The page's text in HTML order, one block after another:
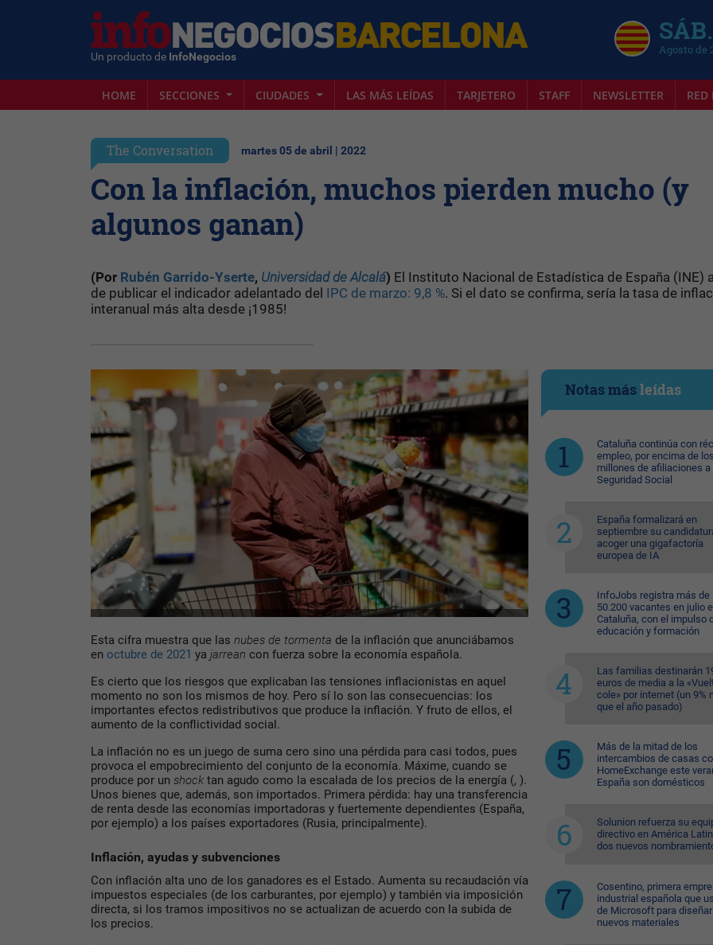
Un producto de InfoNegocios Agosto de
HOME SECCIONES CIUDADES LAS MÁS LEÍDAS TARJETERO STAFF NEWSLETTER RED
The Conversation martes 05 de abril | 2022
Con la inflación, muchos pierden mucho (y
algunos ganan)
(Por Rubén Garrido-Yserte, Universidad de Alcalá) El Instituto Nacional de Estadística de España (INE)
de publicar el indicador adelantado del IPC de marzo: 9,8 %. Si el dato se confirma, sería la tasa de
interanual más alta desde ¡1985!
Esta cifra muestra que las nubes de tormenta de la inflación que anunciábamos
en octubre de 2021 ya jarrean con fuerza sobre la economía española.
Es cierto que los riesgos que explicaban las tensiones inflacionistas en aquel
momento no son los mismos de hoy. Pero sí lo son las consecuencias: los
importantes efectos redistributivos que produce la inflación. Y fruto de ellos, el
aumento de la conflictividad social.
La inflación no es un juego de suma cero sino una pérdida para casi todos, pues
provoca el empobrecimiento del conjunto de la economía. Máxime, cuando se
produce por un shock tan agudo como la escalada de los precios de la energía (, ).
Unos bienes que, además, son importados. Primera pérdida: hay una transferencia
de renta desde las economías importadoras y fuertemente dependientes (España,
por ejemplo) a los países exportadores (Rusia, principalmente).
Inflación, ayudas y subvenciones
Con inflación alta uno de los ganadores es el Estado. Aumenta su recaudación vía
impuestos especiales (de los carburantes, por ejemplo) y también via imposición
directa, si los tramos impositivos no se actualizan de acuerdo con la subida de
los precios.
Notas másleídas
Cataluña continúa con
empleo, por encima de
millones de afiliaciones a
Seguridad Social
España formalizará en
septiembre su
acoger una gigafactoría
europea de IA
InfoJobs registra más de
50.200 vacantes en julio
Cataluña, con el impulso
educación y formación
Las familias destinarán
euros de media a la
cole» por internet (un 9%
que el año pasado)
Más de la mitad de los
intercambios de casas
HomeExchange este
España son domésticos
Solunion refuerza su
directivo en América
dos nuevos
Cosentino, primera
industrial española que
de Microsoft para diseñar
nuevos materiales